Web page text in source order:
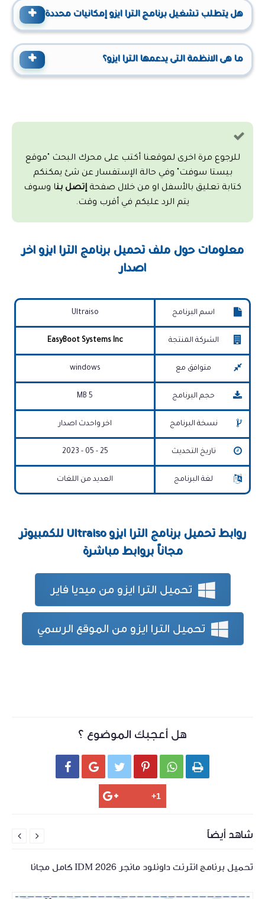
هل يتطلب تشغيل برنامج الترا ايزو إمكانيات محددة؟
ما هى الانظمة التى يدعمها الترا ايزو؟
للرجوع مرة اخرى لموقعنا أكتب على محرك البحث "موقع
بيستا سوفت" وفي حالة الإستفسار عن شئ يمكنكم
كتابة تعليق بالأسفل او من خلال صفحةإتصل بنا وسوف
يتم الرد عليكم في أقرب وقت.
معلومات حول ملف تحميل برنامج الترا ايزو اخر
اصدار
اسم البرنامج Ultraiso
الشركة المنتجة EasyBoot Systems Inc
متوافق مع windows
حجم البرنامج 5 MB
نسخة البرنامج اخر واحدث اصدار
تاريخ التحديث 25 - 05 - 2023
لغة البرنامج العديد من اللغات
روابط تحميل برنامج الترا ايزو Ultraiso للكمبيوتر
مجاناً بروابط مباشرة
تحميل الترا ايزو من ميديا فاير
تحميل الترا ايزو من الموقع الرسمي
هل أعجبك الموضوع ؟
     
شاهد أيضاً
تحميل برنامج انترنت داونلود مانجر 2026 IDM كامل مجانا

